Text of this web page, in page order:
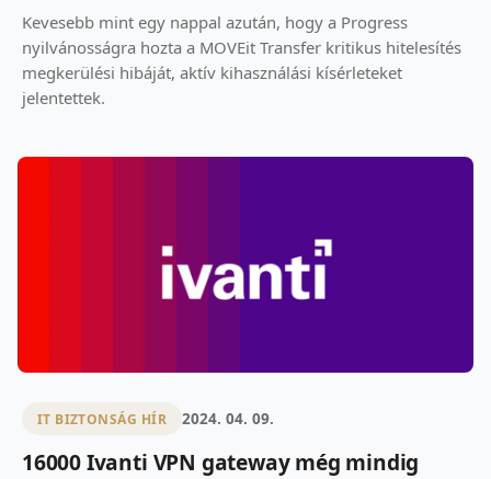
Kevesebb mint egy nappal azután, hogy a Progress
nyilvánosságra hozta a MOVEit Transfer kritikus hitelesítés
megkerülési hibáját, aktív kihasználási kísérleteket
jelentettek.
IT BIZTONSÁG HÍR 2024. 04. 09.
16000 Ivanti VPN gateway még mindig